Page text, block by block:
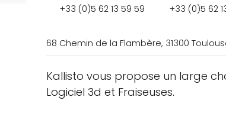
+33 (0)5 62 13 59 59
+33 (0)5 62
68 Chemin de la Flambère, 31300
Kallisto vous propose un large
Logiciel 3d et Fraiseuses.